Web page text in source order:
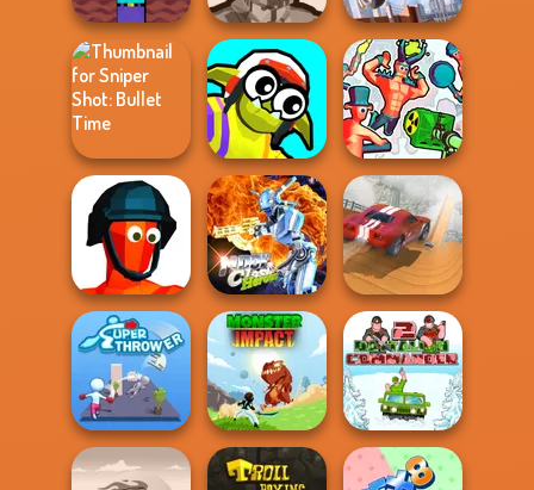
Noob Miner:
Escape From
Zombies
Shooter
Construction
Ramp Jumping
Sniper Shot:
Bullet Time
Funny Blade &
Magic
Funny Shooter 2
Funny Shooter
Moon Clash
Heroes
City Driver:
Destroy Car